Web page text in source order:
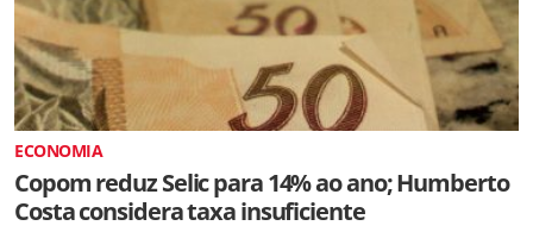
ECONOMIA
Copom reduz Selic para 14% ao ano; Humberto
Costa considera taxa insuficiente